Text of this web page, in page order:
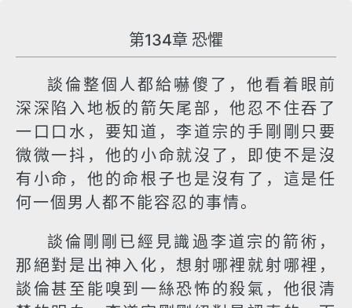
第134章 恐懼
談倫整個人都給嚇傻了，他看着眼前
深深陷入地板的箭矢尾部，他忍不住吞了
一口口水，要知道，李道宗的手剛剛只要
微微一抖，他的小命就沒了，即使不是沒
有小命，他的命根子也是沒有了，這是任
何一個男人都不能容忍的事情。
談倫剛剛已經見識過李道宗的箭術，
那絕對是出神入化，想射哪裡就射哪裡，
談倫甚至能嗅到一絲恐怖的殺氣，他很清